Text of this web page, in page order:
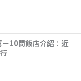
－10間飯店介紹：近